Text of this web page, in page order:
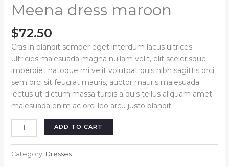
Meena dress maroon
$72.50
Cras in blandit semper eget interdum lacus ultrices
ultricies malesuada magna nullam velit, elit scelerisque
imperdiet natoque mi velit volutpat quis nibh sagittis orci
sem orci sit feugiat mauris, auctor mauris malesuada
lectus ut dictum massa turpis a quis tellus aliquam amet
malesuada enim ac orci leo arcu justo blandit.
Meena
dress
maroon
quantity
ADD TO CART
Category: Dresses